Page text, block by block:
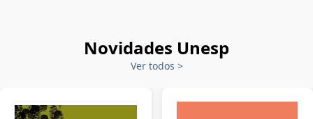
Novidades Unesp
Ver todos >